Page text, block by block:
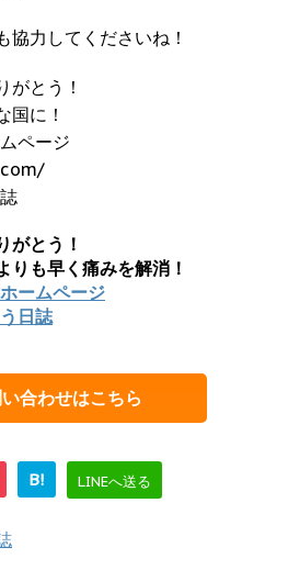
協力してくださいね！
がとう！
国に！
ページ
がとう！
りも早く痛みを解消！
ームページ
日誌
合わせはこちら
B! LINEへ送る